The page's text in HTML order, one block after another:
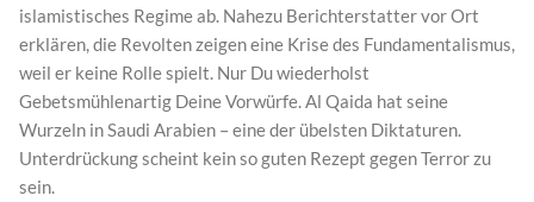
islamistisches Regime ab. Nahezu Berichterstatter vor Ort
erklären, die Revolten zeigen eine Krise des Fundamentalismus,
weil er keine Rolle spielt. Nur Du wiederholst
Gebetsmühlenartig Deine Vorwürfe. Al Qaida hat seine
Wurzeln in Saudi Arabien – eine der übelsten Diktaturen.
Unterdrückung scheint kein so guten Rezept gegen Terror zu
sein.